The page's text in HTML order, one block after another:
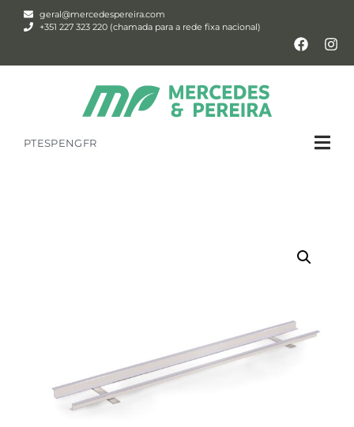
geral@mercedespereira.com
+351 227 323 220 (chamada para a rede fixa nacional)
PTESPENGFR